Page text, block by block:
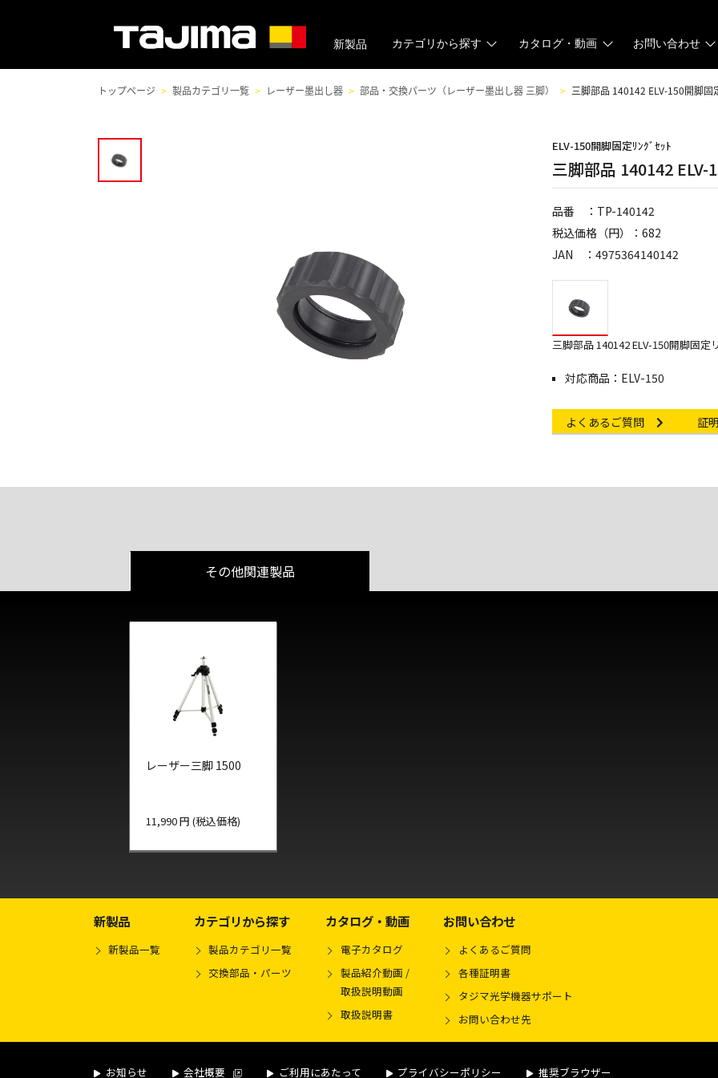
新製品 カテゴリから探す カタログ・動画 お問い合わせ
トップページ 製品カテゴリ一覧 レーザー墨出し器 部品・交換パーツ（レーザー墨出し器 三脚） 三脚部品 140142 ELV-150開脚固
ELV-150開脚固定ﾘﾝｸﾞｾｯﾄ
三脚部品 140142
品番 ：TP-140142
税込価格（円）：682
JAN ：4975364140142
三脚部品 140142 ELV-150開脚固定
対応商品：ELV-150
Other link
よくあるご質問 証
その他関連製品
レーザー三脚 1500
11,990 円 (税込価格)
新製品
新製品一覧
カテゴリから探す
製品カテゴリ一覧
交換部品・パーツ
カタログ・動画
電子カタログ
製品紹介動画 /
取扱説明動画
取扱説明書
お問い合わせ
よくあるご質問
各種証明書
タジマ光学機器サポート
お問い合わせ先
お知らせ 会社概要 ご利用にあたって プライバシーポリシー 推奨ブラウザー